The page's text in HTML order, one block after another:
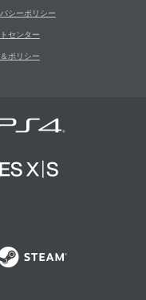
シーポリシー
センター
ポリシー